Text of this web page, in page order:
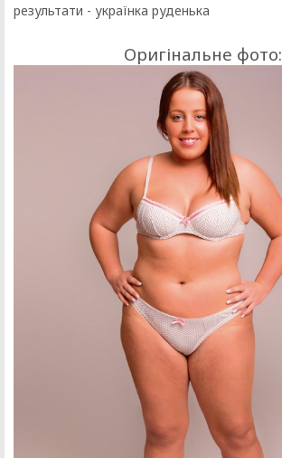
результати - українка руденька
Оригінальне фото: